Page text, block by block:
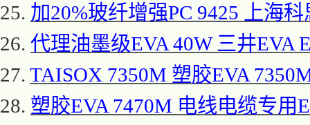
25. 加20%玻纤增强PC 9425 上海
26. 代理油墨级EVA 40W 三井EVA
27. TAISOX 7350M 塑胶EVA
28. 塑胶EVA 7470M 电线电缆专用